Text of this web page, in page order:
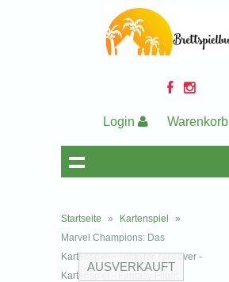
Login Warenkorb
Startseite » Kartenspiel
»
Marvel Champions: Das
Kartenspiel - Trickster Takeover -
Kartenspiel - Fantasy Flight
AUSVERKAUFT